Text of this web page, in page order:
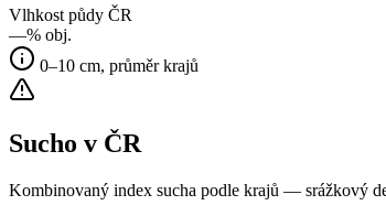
Vlhkost půdy ČR
—% obj.
0–10 cm, průměr krajů
Sucho v ČR
Kombinovaný index sucha podle krajů — srážkový